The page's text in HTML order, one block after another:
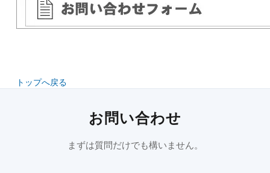
トップへ戻る
お問い合わせ
まずは質問だけでも構いません。